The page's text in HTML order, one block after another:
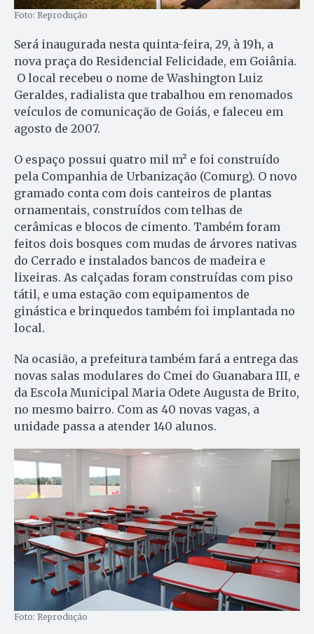
Foto: Reprodução
Será inaugurada nesta quinta-feira, 29, à 19h, a
nova praça do Residencial Felicidade, em Goiânia.
O local recebeu o nome de Washington Luiz
Geraldes, radialista que trabalhou em renomados
veículos de comunicação de Goiás, e faleceu em
agosto de 2007.
O espaço possui quatro mil m² e foi construído
pela Companhia de Urbanização (Comurg). O novo
gramado conta com dois canteiros de plantas
ornamentais, construídos com telhas de
cerâmicas e blocos de cimento. Também foram
feitos dois bosques com mudas de árvores nativas
do Cerrado e instalados bancos de madeira e
lixeiras. As calçadas foram construídas com piso
tátil, e uma estação com equipamentos de
ginástica e brinquedos também foi implantada no
local.
Na ocasião, a prefeitura também fará a entrega das
novas salas modulares do Cmei do Guanabara III, e
da Escola Municipal Maria Odete Augusta de Brito,
no mesmo bairro. Com as 40 novas vagas, a
unidade passa a atender 140 alunos.
Foto: Reprodução